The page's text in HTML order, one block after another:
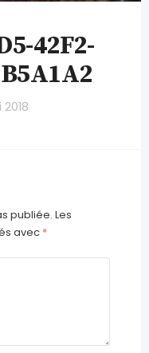
42F2-
publiée. Les
avec *